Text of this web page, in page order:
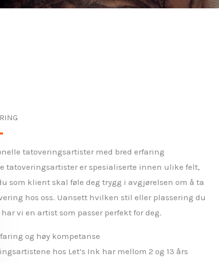
tatoveringsartister med bred erfaring
tatoveringsartister er spesialiserte innen ulike felt,
som klient skal føle deg trygg i avgjørelsen om å ta
hos oss. Uansett hvilken stil eller plassering du
vi en artist som passer perfekt for deg.
og høy kompetanse
hos Let’s Ink har mellom 2 og 13 års